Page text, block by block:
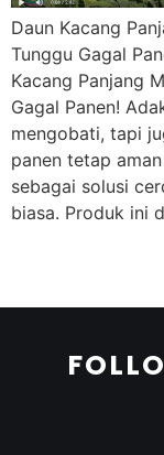
Daun Kacang
Tunggu Gagal
Kacang Panjang
Gagal Panen!
mengobati, tapi
panen tetap
sebagai solusi
biasa. Produk ini